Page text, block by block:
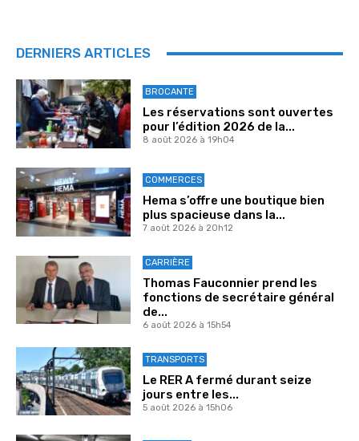
DERNIERS ARTICLES
BROCANTE
Les réservations sont ouvertes
pour l’édition 2026 de la...
8 août 2026 à 19h04
COMMERCES
Hema s’offre une boutique bien
plus spacieuse dans la...
7 août 2026 à 20h12
CARRIÈRE
Thomas Fauconnier prend les
fonctions de secrétaire général
de...
6 août 2026 à 15h54
TRANSPORTS
Le RER A fermé durant seize
jours entre les...
5 août 2026 à 15h06